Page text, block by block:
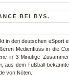
BEI BYS.
in den deutschen eSport
Medienfluss in die
in 3-Minütige
aus dem Fußball
von Nöten.